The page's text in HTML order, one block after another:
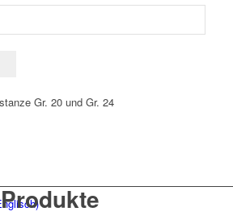
)
Gr. 20 und Gr. 24